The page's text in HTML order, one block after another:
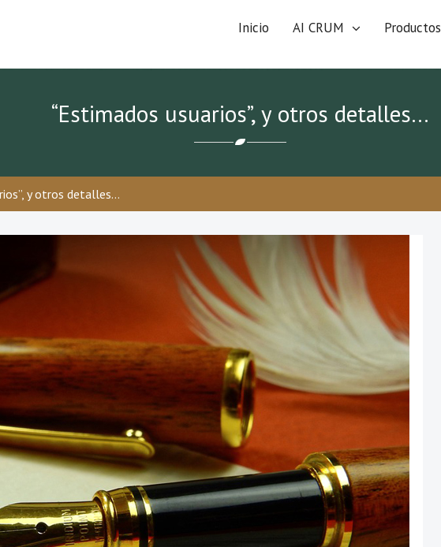
Inicio AI CRUM Productos
“Estimados usuarios”, y otros detalles…
y otros detalles…